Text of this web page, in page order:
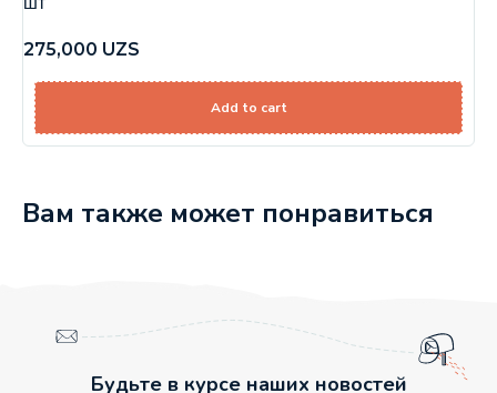
275,000 UZS
Add to cart
Вам также может понравиться
Будьте в курсе наших новостей